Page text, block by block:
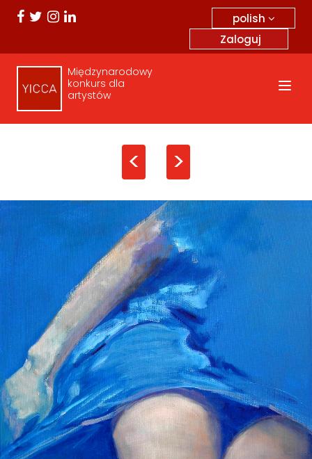
polish
Zaloguj
Międzynarodowy
konkurs dla
artystów
< >